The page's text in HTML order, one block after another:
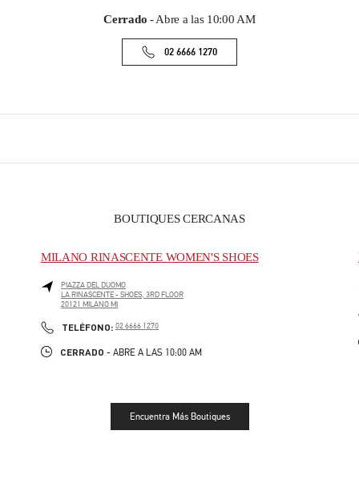
Cerrado - Abre a las 10:00 AM
02 6666 1270
BOUTIQUES CERCANAS
MILANO RINASCENTE WOMEN'S SHOES
PIAZZA DEL DUOMO
LA RINASCENTE - SHOES, 3RD FLOOR
20121 MILANOMI
TELÉFONO: PHONE
02 6666 1270
CERRADO - ABRE A LAS 10:00 AM
Encuentra Más Boutiques